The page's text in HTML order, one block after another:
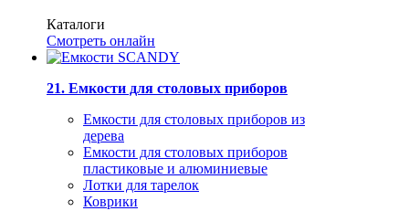
Каталоги
Смотреть онлайн
21. Емкости для столовых приборов
Емкости для столовых приборов из
дерева
Емкости для столовых приборов
пластиковые и алюминиевые
Лотки для тарелок
Коврики